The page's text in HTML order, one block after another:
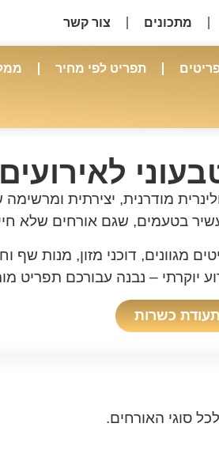
מתכונים צור קשר
תפריט לפי מחיר
מודרנית, יצירתית
ועשיר בטעמים, שגם אורחים שלא
מגוונים, דוכני מזון, מנות
יוקרתי – נבנה עבורכם תפריט
תעודת כשרות
סוגי האורחים.